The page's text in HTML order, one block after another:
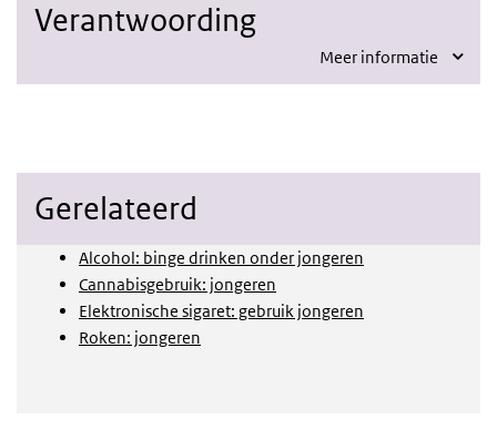
Verantwoording
Meer informatie
Gerelateerd
Alcohol: binge drinken onder jongeren
Cannabisgebruik: jongeren
Elektronische sigaret: gebruik jongeren
Roken: jongeren